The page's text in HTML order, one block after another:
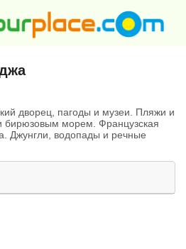
дворец, пагоды и музеи. Пляжи и
бирюзовым морем. Французская
Джунгли, водопады и речные